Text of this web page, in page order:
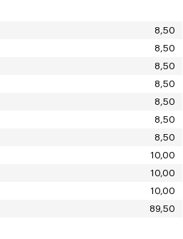
8,50
8,50
8,50
8,50
8,50
8,50
8,50
10,00
10,00
10,00
89,50